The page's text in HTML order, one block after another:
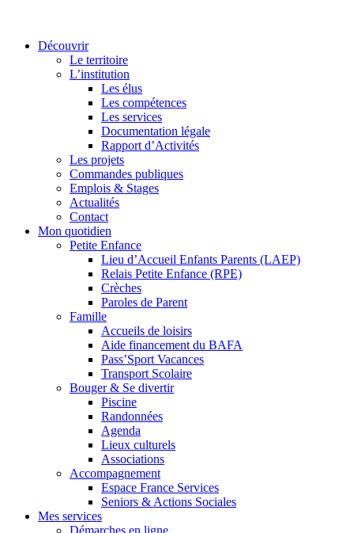
Découvrir
Le territoire
L’institution
Les élus
Les compétences
Les services
Documentation légale
Rapport d’Activités
Les projets
Commandes publiques
Emplois & Stages
Actualités
Contact
Mon quotidien
Petite Enfance
Lieu d’Accueil Enfants Parents (LAEP)
Relais Petite Enfance (RPE)
Crèches
Paroles de Parent
Famille
Accueils de loisirs
Aide financement du BAFA
Pass’Sport Vacances
Transport Scolaire
Bouger & Se divertir
Piscine
Randonnées
Agenda
Lieux culturels
Associations
Accompagnement
Espace France Services
Seniors & Actions Sociales
Mes services
Démarches en ligne